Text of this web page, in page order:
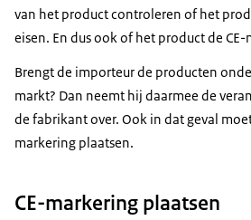
van het product controleren of het
eisen. En dus ook of het product de
Brengt de importeur de producten
markt? Dan neemt hij daarmee de
de fabrikant over. Ook in dat geval
markering plaatsen.
CE-markering plaatsen